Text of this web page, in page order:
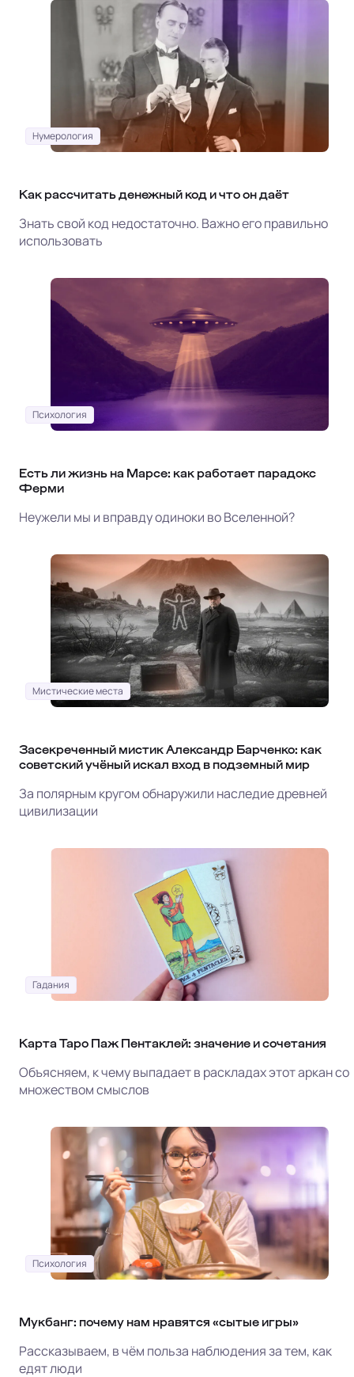
Нумерология
Как рассчитать денежный код и что он даёт
Знать свой код недостаточно. Важно его правильно
использовать
Психология
Есть ли жизнь на Марсе: как работает парадокс
Ферми
Неужели мы и вправду одиноки во Вселенной?
Мистические места
Засекреченный мистик Александр Барченко: как
советский учёный искал вход в подземный мир
За полярным кругом обнаружили наследие древней
цивилизации
Гадания
Карта Таро Паж Пентаклей: значение и сочетания
Объясняем, к чему выпадает в раскладах этот аркан со
множеством смыслов
Психология
Мукбанг: почему нам нравятся «сытые игры»
Рассказываем, в чём польза наблюдения за тем, как
едят люди